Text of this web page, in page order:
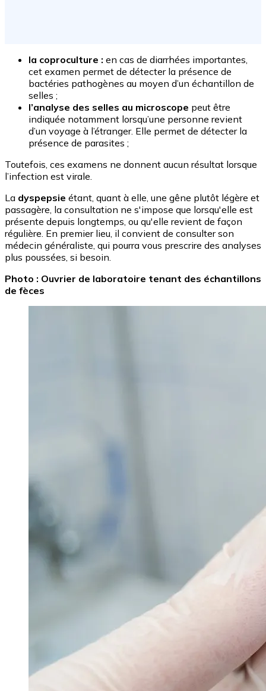
la coproculture : en cas de diarrhées importantes,
cet examen permet de détecter la présence de
bactéries pathogènes au moyen d’un échantillon de
selles ;
l’analyse des selles au microscope peut être
indiquée notamment lorsqu’une personne revient
d’un voyage à l’étranger. Elle permet de détecter la
présence de parasites ;
Toutefois, ces examens ne donnent aucun résultat lorsque
l’infection est virale.
La dyspepsie étant, quant à elle, une gêne plutôt légère et
passagère, la consultation ne s'impose que lorsqu'elle est
présente depuis longtemps, ou qu'elle revient de façon
régulière. En premier lieu, il convient de consulter son
médecin généraliste, qui pourra vous prescrire des analyses
plus poussées, si besoin.
Photo : Ouvrier de laboratoire tenant des échantillons
de fèces